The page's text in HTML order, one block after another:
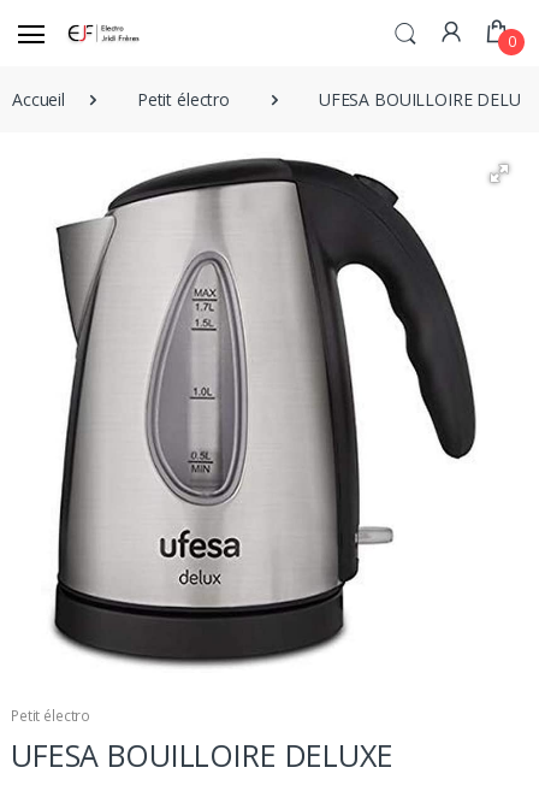
0
Accueil Petit électro UFESA BOUILLOIRE DELUXE
Petit électro
UFESA BOUILLOIRE DELUXE